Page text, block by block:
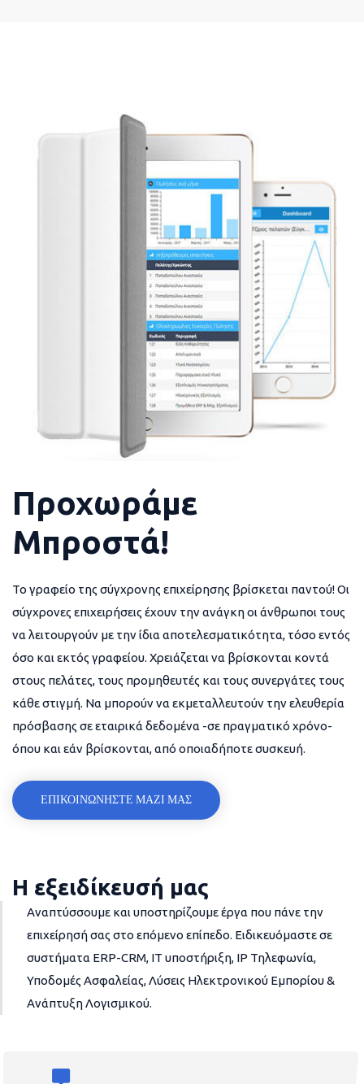
Προχωράμε
Μπροστά!
Το γραφείο της σύγχρονης επιχείρησης βρίσκεται παντού! Οι
σύγχρονες επιχειρήσεις έχουν την ανάγκη οι άνθρωποι τους
να λειτουργούν με την ίδια αποτελεσματικότητα, τόσο εντός
όσο και εκτός γραφείου. Χρειάζεται να βρίσκονται κοντά
στους πελάτες, τους προμηθευτές και τους συνεργάτες τους
κάθε στιγμή. Να μπορούν να εκμεταλλευτούν την ελευθερία
πρόσβασης σε εταιρικά δεδομένα -σε πραγματικό χρόνο-
όπου και εάν βρίσκονται, από οποιαδήποτε συσκευή.
ΕΠΙΚΟΙΝΩΝΗΣΤΕ ΜΑΖΙ ΜΑΣ
Η εξειδίκευσή μας
Αναπτύσσουμε και υποστηρίζουμε έργα που πάνε την
επιχείρησή σας στο επόμενο επίπεδο. Ειδικευόμαστε σε
συστήματα ERP-CRM, IT υποστήριξη, IP Τηλεφωνία,
Υποδομές Ασφαλείας, Λύσεις Ηλεκτρονικού Εμπορίου &
Ανάπτυξη Λογισμικού.